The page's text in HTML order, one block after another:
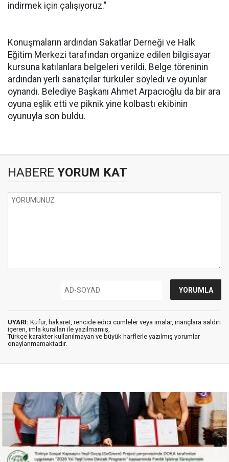
indirmek için çalışıyoruz."
Konuşmaların ardından Sakatlar Derneği ve Halk
Eğitim Merkezi tarafından organize edilen bilgisayar
kursuna katılanlara belgeleri verildi. Belge töreninin
ardından yerli sanatçılar türküler söyledi ve oyunlar
oynandı. Belediye Başkanı Ahmet Arpacıoğlu da bir ara
oyuna eşlik etti ve piknik yine kolbastı ekibinin
oyunuyla son buldu.
HABERE YORUM KAT
UYARI: Küfür, hakaret, rencide edici cümleler veya imalar, inançlara saldırı
içeren, imla kuralları ile yazılmamış,
Türkçe karakter kullanılmayan ve büyük harflerle yazılmış yorumlar
onaylanmamaktadır.